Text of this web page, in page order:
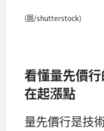
(圖/shutterstock)
看懂量先價
在起漲點
量先價行是技